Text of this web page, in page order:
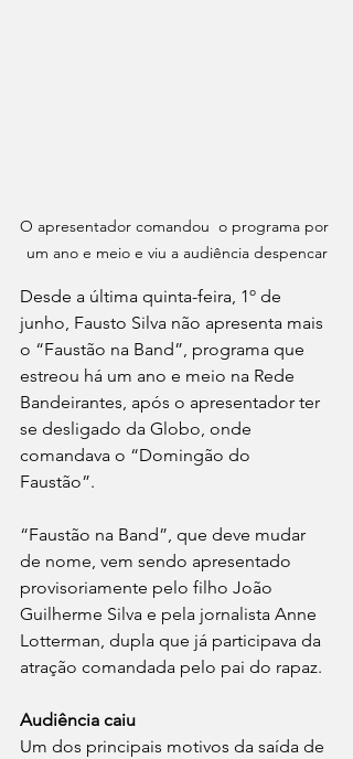
O apresentador comandou  o programa por
um ano e meio e viu a audiência despencar
Desde a última quinta-feira, 1º de
junho, Fausto Silva não apresenta mais
o “Faustão na Band”, programa que
estreou há um ano e meio na Rede
Bandeirantes, após o apresentador ter
se desligado da Globo, onde
comandava o “Domingão do
Faustão”.
“Faustão na Band”, que deve mudar
de nome, vem sendo apresentado
provisoriamente pelo filho João
Guilherme Silva e pela jornalista Anne
Lotterman, dupla que já participava da
atração comandada pelo pai do rapaz.
Audiência caiu
Um dos principais motivos da saída de